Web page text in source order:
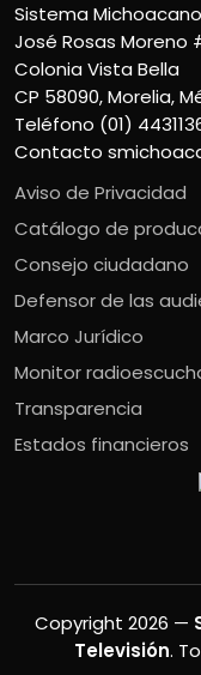
Sistema
José Rosas Moreno
Colonia Vista Bella
CP 58090, Morelia,
Teléfono (01)
Contacto
Aviso de Privacidad
Catálogo de
Consejo ciudadano
Defensor de las
Marco Jurídico
Monitor
Transparencia
Estados financieros
Copyright 2026 —
Televisión.